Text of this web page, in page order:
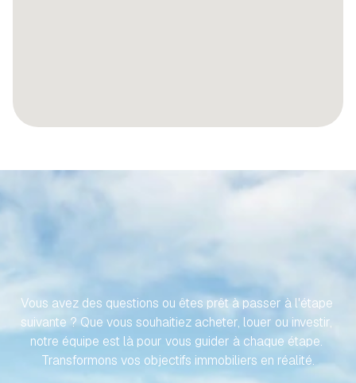
EFFORT
Vous avez des questions ou êtes prêt à passer à l'étape
suivante ? Que vous souhaitiez acheter, louer ou investir,
notre équipe est là pour vous guider à chaque étape.
Transformons vos objectifs immobiliers en réalité.